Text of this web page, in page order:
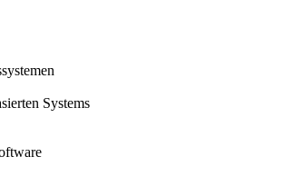
Systems